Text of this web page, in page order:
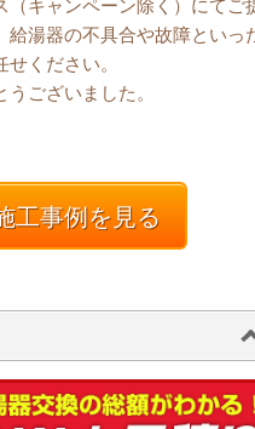
（キャンペーン除く）にてご
給湯器の不具合や故障といっ
ください。
ございました。
工事例を見る